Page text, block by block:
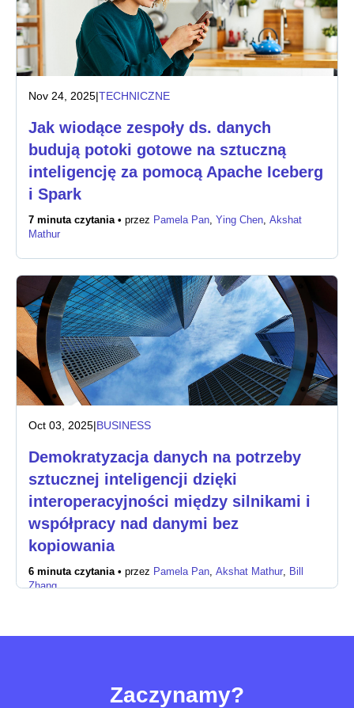
Nov 24, 2025|TECHNICZNE
Jak wiodące zespoły ds. danych
budują potoki gotowe na sztuczną
inteligencję za pomocą Apache Iceberg
i Spark
7 minuta czytania • przez Pamela Pan, Ying Chen, Akshat
Mathur
Oct 03, 2025|BUSINESS
Demokratyzacja danych na potrzeby
sztucznej inteligencji dzięki
interoperacyjności między silnikami i
współpracy nad danymi bez
kopiowania
6 minuta czytania • przez Pamela Pan, Akshat Mathur, Bill
Zhang
Zaczynamy?